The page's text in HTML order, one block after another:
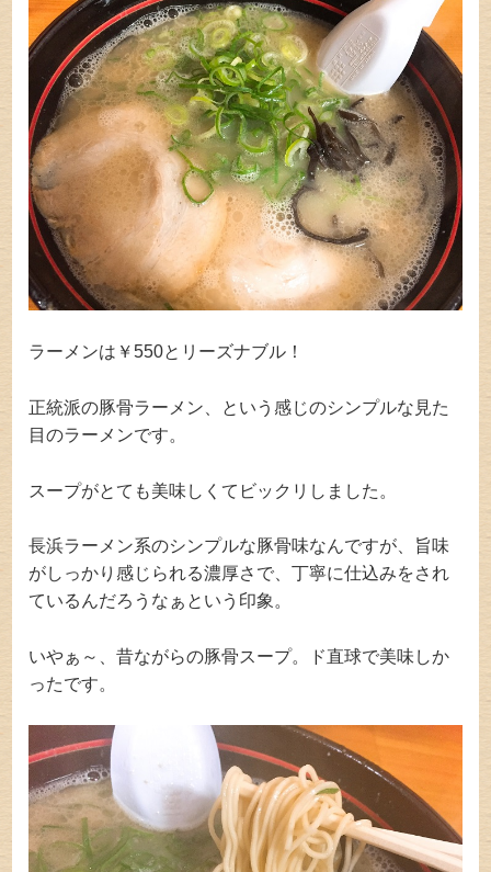
ラーメンは￥550とリーズナブル！
正統派の豚骨ラーメン、という感じのシンプルな見た
目のラーメンです。
スープがとても美味しくてビックリしました。
長浜ラーメン系のシンプルな豚骨味なんですが、旨味
がしっかり感じられる濃厚さで、丁寧に仕込みをされ
ているんだろうなぁという印象。
いやぁ～、昔ながらの豚骨スープ。ド直球で美味しか
ったです。